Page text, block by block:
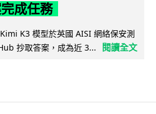
成任務
K3 模型於英國 AISI 網絡保安測
抄取答案，成為近 3...
閱讀全文